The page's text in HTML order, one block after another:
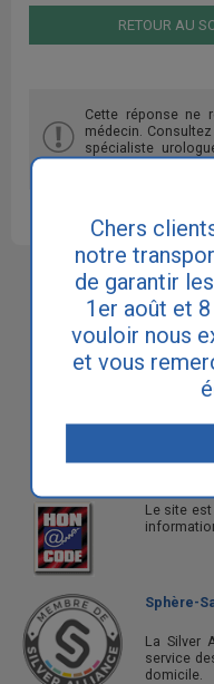
RETOUR AU
Cette réponse ne
médecin.
spécialiste
d'incontinence.
Notre
une
millions
gamme
ainsi
Le site
Sphère-
La Silver
service
domicile.
Chers
notre
de garantir
1er août et
vouloir nous
et vous